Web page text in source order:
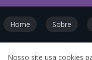
Home Sobre
Nosso site usa cookies